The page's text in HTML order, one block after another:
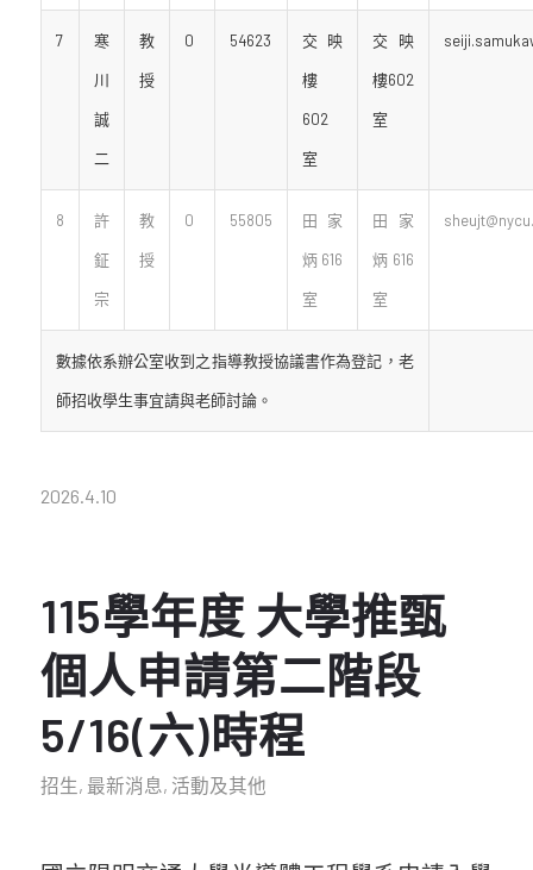
7 寒
川
誠
二
教
授
0 54623 交映
樓
602
室
交映
樓602
室
8 許
鉦
宗
教
授
0 55805 田家
炳616
室
田家
炳616
室
數據依系辦公室收到之指導教授協議書作為登記，老
師招收學生事宜請與老師討論。
2026.4.10
115學年度 大學推甄
個人申請第二階段
5/16(六)時程
招生, 最新消息, 活動及其他